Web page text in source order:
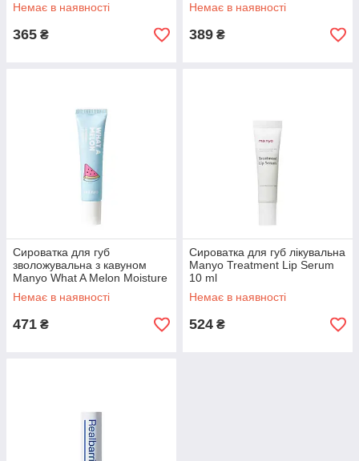
Немає в наявності
365 ₴
Немає в наявності
389 ₴
Сироватка для губ
зволожувальна з кавуном
Manyo What A Melon Moisture
Lip Serum 10 ml
Немає в наявності
471 ₴
Сироватка для губ лікувальна
Manyo Treatment Lip Serum
10 ml
Немає в наявності
524 ₴